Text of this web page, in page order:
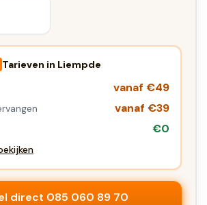
Tarieven in Liempde
vanaf €49
vanaf €39
€0
direct 085 060 89 70